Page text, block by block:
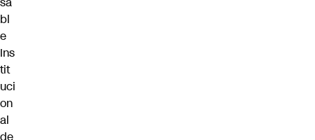
bl
e
Ins
tit
uci
on
al